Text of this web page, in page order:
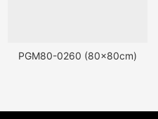
PGM80-0260 (80x80cm)